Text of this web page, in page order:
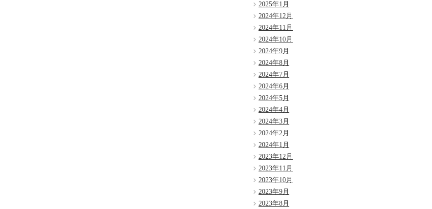
2025年1月
2024年12月
2024年11月
2024年10月
2024年9月
2024年8月
2024年7月
2024年6月
2024年5月
2024年4月
2024年3月
2024年2月
2024年1月
2023年12月
2023年11月
2023年10月
2023年9月
2023年8月